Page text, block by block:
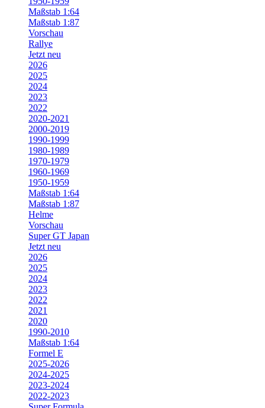
Maßstab 1:64
Maßstab 1:87
Vorschau
Rallye
Jetzt neu
2026
2025
2024
2023
2022
2020-2021
2000-2019
1990-1999
1980-1989
1970-1979
1960-1969
1950-1959
Maßstab 1:64
Maßstab 1:87
Helme
Vorschau
Super GT Japan
Jetzt neu
2026
2025
2024
2023
2022
2021
2020
1990-2010
Maßstab 1:64
Formel E
2025-2026
2024-2025
2023-2024
2022-2023